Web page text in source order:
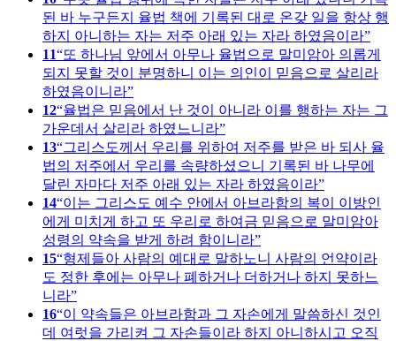
된 바 누구든지 율법 책에 기록된 대로 온갖 일을 항상 행
하지 아니하는 자는 저주 아래 있는 자라 하였음이라
11
또 하나님 앞에서 아무나 율법으로 말미암아 의롭게
되지 못할 것이 분명하니 이는 의인이 믿음으로 살리라
하였음이니라
12 율법은 믿음에서 난 것이 아니라 이를 행하는 자는 그
가운데서 살리라 하였느니라
13 그리스도께서 우리를 위하여 저주를 받은 바 되사 율
법의 저주에서 우리를 속량하셨으니 기록된 바 나무에
달린 자마다 저주 아래 있는 자라 하였음이라
14 이는 그리스도 예수 안에서 아브라함의 복이 이방인
에게 미치게 하고 또 우리로 하여금 믿음으로 말미암아
성령의 약속을 받게 하려 함이니라
15 형제들아 사람의 예대로 말하노니 사람의 언약이라
도 정한 후에는 아무나 폐하거나 더하거나 하지 못하느
니라
16 이 약속들은 아브라함과 그 자손에게 말씀하신 것인
데 여럿을 가리켜 그 자손들이라 하지 아니하시고 오직